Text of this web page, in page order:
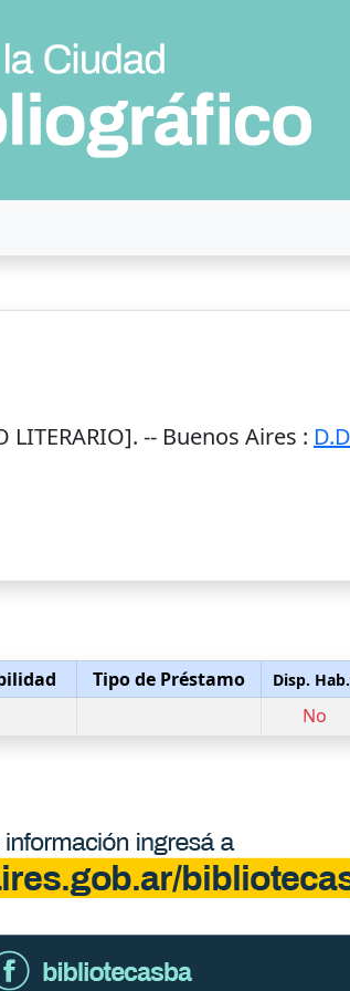
LITERARIO]. -- Buenos Aires :
Tipo de Préstamo Disp.
No